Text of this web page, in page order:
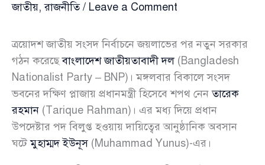
জাতীয়,রাজনীতি/ Leave a Comment
ত্রয়োদশ জাতীয় সংসদ নির্বাচনে জয়লাভের পর নতুন সরকার
গঠন করেছেবাংলাদেশ জাতীয়তাবাদী দল(Bangladesh
Nationalist Party – BNP)। মঙ্গলবার বিকালে সংসদ
ভবনের দক্ষিণ প্লাজায় প্রধানমন্ত্রী হিসেবে শপথ নেনতারেক
রহমান (Tarique Rahman)। এর মধ্য দিয়ে প্রধান
উপদেষ্টার পদ বিলুপ্ত হওয়ায় দায়িত্বের আনুষ্ঠানিক অবসান
ঘটেমুহাম্মদ ইউনূস(Muhammad Yunus)-এর।